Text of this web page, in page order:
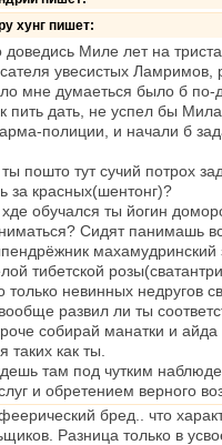
хунг пишет:
доведись Миле лет на
увесистых Ламримов,
мне думаеться было б по-
пить дать, не успел бы
полиции, и начали б
пошто тут сучий потрох
за красных(шентонг)?
обучался ты йогин
Сидят панимашь
махамудринский
тибетской
только невинных недругов
развил ли ты
собирай манатки и
таких как ты.
там под чутким
и обретением верного
бред.. что
Разница только в